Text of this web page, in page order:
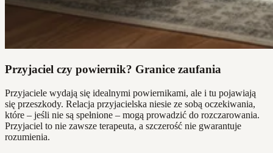
Przyjaciel czy powiernik? Granice zaufania
Przyjaciele wydają się idealnymi powiernikami, ale i tu pojawiają
się przeszkody. Relacja przyjacielska niesie ze sobą oczekiwania,
które – jeśli nie są spełnione – mogą prowadzić do rozczarowania.
Przyjaciel to nie zawsze terapeuta, a szczerość nie gwarantuje
rozumienia.